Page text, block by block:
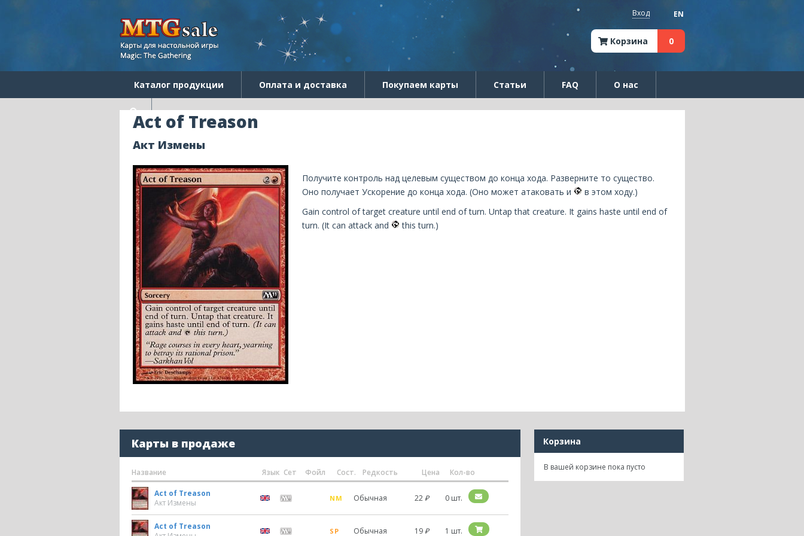
Вход EN
Корзина 0
Каталог продукции Оплата и доставка Покупаем карты Статьи FAQ О нас
Act of Treason
Акт Измены
Получите контроль над целевым существом до конца хода. Разверните то существо.
Оно получает Ускорение до конца хода. (Оно может атаковать и
в этом ходу.)
Gain control of target creature until end of turn. Untap that creature. It gains haste until end of
turn. (It can attack and
this turn.)
Карты в продаже
Название Язык Сет Фойл Сост. Редкость Цена Кол-во
Act of Treason
Акт Измены
NM Обычная 22₽ 0 шт.
Act of Treason
SP Обычная 19₽ 1 шт.
Корзина
В вашей корзине пока пусто